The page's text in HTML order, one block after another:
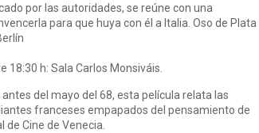
por las autoridades, se reúne con una
para que huya con él a Italia. Oso de Plata
18:30 h: Sala Carlos Monsiváis.
del mayo del 68, esta película relata las
franceses empapados del pensamiento de
de Cine de Venecia.